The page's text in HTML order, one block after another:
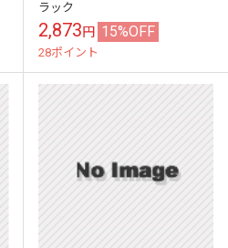
ラック
2,873円 15%OFF
28ポイント